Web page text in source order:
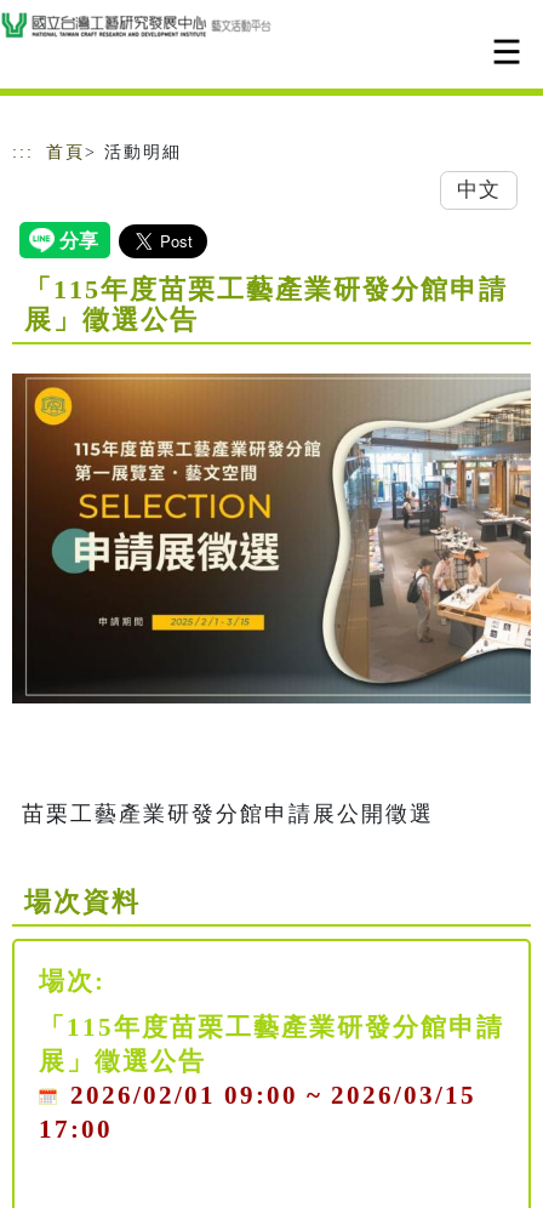
跳到主要內容
網站導覽
::: 首頁 > 活動明細
中文
「115年度苗栗工藝產業研發分館申請
展」徵選公告
苗栗工藝產業研發分館申請展公開徵選
場次資料
場次:
「115年度苗栗工藝產業研發分館申請
展」徵選公告
2026/02/01 09:00 ~ 2026/03/15
17:00